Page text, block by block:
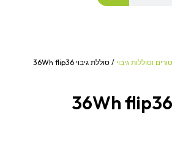
וסוללות גיבוי / סוללת גיבוי 36Wh flip36